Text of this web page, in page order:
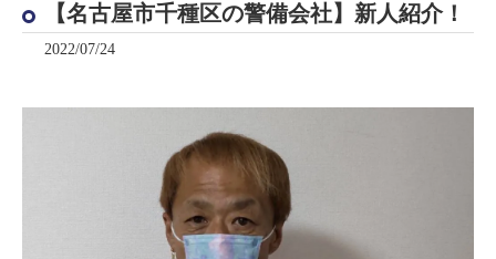
【名古屋市千種区の警備会社】新人紹介！
2022/07/24